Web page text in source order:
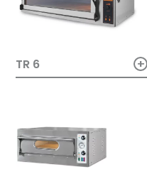
TR 6 +